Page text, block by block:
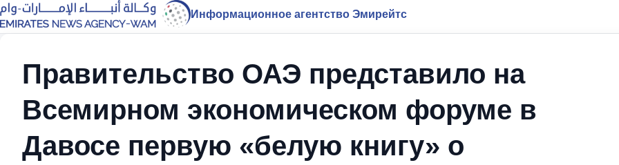
Информационное агентство Эмирейтс
Правительство ОАЭ представило на
Всемирном экономическом форуме в
Давосе первую «белую книгу» о